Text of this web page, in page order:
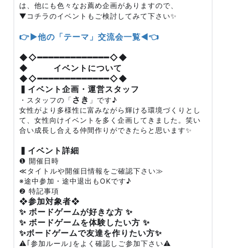
は、他にも色々なお薦め企画がありますので、
▼コチラのイベントもご検討してみて下さい✨
👉▶他の「テーマ」交流会一覧◀👈
◆◇━━━━━━━━━━━━━◇◆
◆ イベントについて
◆◇━━━━━━━━━━━━━◇◆
▍イベント企画・運営スタッフ
・スタッフの「 さき 」です♪
女性がより多様性に富みながら輝ける環境づくりとし
て、女性向けイベントを多く企画してきました。笑い
合い成長し合える仲間作りができたらと思います✨
▍イベント詳細
❶ 開催日時
≪タイトルや開催日情報をご確認下さい≫
※途中参加・途中退出もOKです♪
❷ 特記事項
❖参加対象者❖
✨ ボードゲームが好きな方 ✨
✨ ボードゲームを体験したい方 ✨
✨ボードゲームで友達を作りたい方✨
⚠️｢参加ルール｣をよく確認しご参加下さい⚠️